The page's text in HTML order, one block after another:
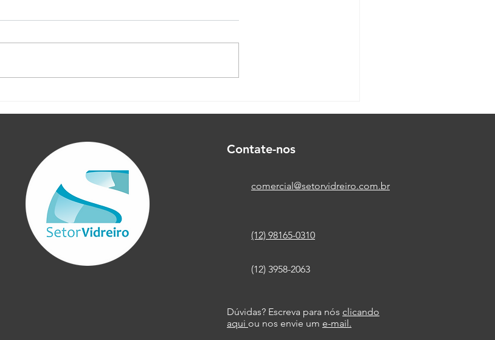
Espelhos - Final
atrás do espelho
Contate-nos
comercial@setorvidreiro.com.br
(12) 98165-0310
(12) 3958-2063
Dúvidas? Escreva para nós clicando
aqui ou nos envie um e-mail.